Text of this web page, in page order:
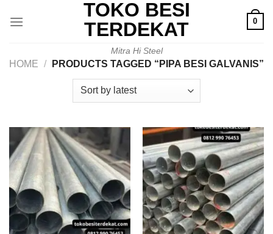
TOKO BESI
TERDEKAT
Mitra Hi Steel
0
HOME / PRODUCTS TAGGED “PIPA BESI GALVANIS”